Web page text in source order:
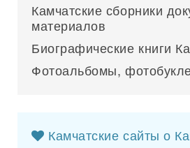
Камчатские сборники
материалов
Биографические книги
Фотоальбомы,
Камчатские сайты о